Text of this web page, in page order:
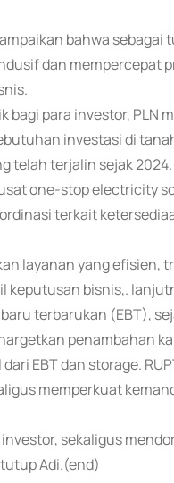
bahwa sebagai
dan mempercepat
para investor, PLN
investasi di
telah terjalin sejak
one-stop electricity
terkait
layanan yang efisien,
keputusan bisnis,.
terbarukan (EBT),
penambahan
EBT dan storage.
memperkuat
sekaligus
Adi.(end)